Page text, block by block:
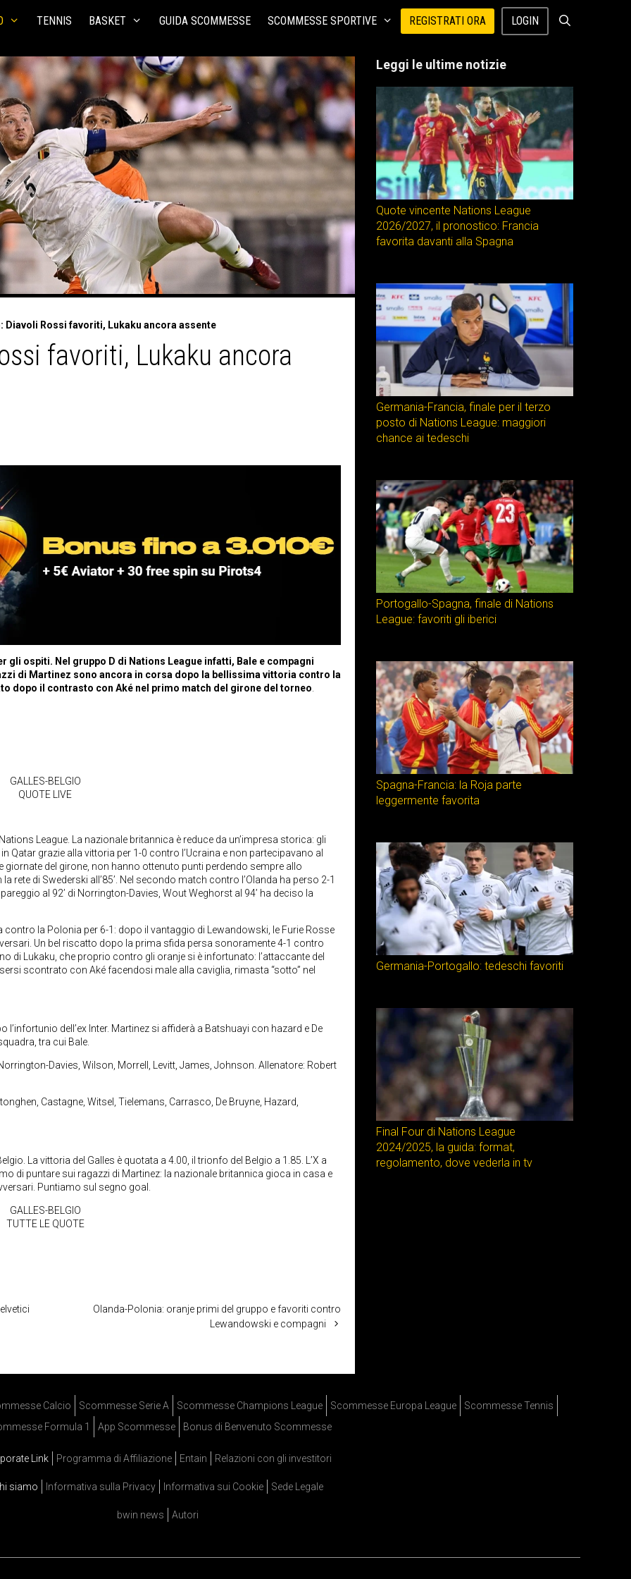
TENNIS BASKET GUIDA SCOMMESSE SCOMMESSE SPORTIVE REGISTRATI ORA LOGIN
Diavoli Rossi favoriti, Lukaku ancora assente
favoriti, Lukaku ancora
gli ospiti. Nel gruppo D di Nations League infatti, Bale e compagni
di Martinez sono ancora in corsa dopo la bellissima vittoria contro la
dopo il contrasto con Aké nel primo match del girone del torneo
GALLES-BELGIO
QUOTE LIVE
League. La nazionale britannica è reduce da un’impresa storica: gli
Qatar grazie alla vittoria per 1-0 contro l’Ucraina e non partecipavano al
del girone, non hanno ottenuto punti perdendo sempre allo
rete di Swederski all’85’. Nel secondo match contro l’Olanda ha perso 2-1
al 92’ di Norrington-Davies, Wout Weghorst al 94’ ha deciso la
la Polonia per 6-1: dopo il vantaggio di Lewandowski, le Furie Rosse
Un bel riscatto dopo la prima sfida persa sonoramente 4-1 contro
di Lukaku, che proprio contro gli oranje si è infortunato: l’attaccante del
scontrato con Aké facendosi male alla caviglia, rimasta “sotto” nel
dell’ex Inter. Martinez si affiderà a Batshuayi con hazard e De
tra cui Bale.
Davies, Wilson, Morrell, Levitt, James, Johnson. Allenatore: Robert
Castagne, Witsel, Tielemans, Carrasco, De Bruyne, Hazard,
La vittoria del Galles è quotata a 4.00, il trionfo del Belgio a 1.85. L’X a
di puntare sui ragazzi di Martinez: la nazionale britannica gioca in casa e
Puntiamo sul segno goal.
GALLES-BELGIO
TUTTE LE QUOTE
Olanda-Polonia: oranje primi del gruppo e favoriti contro
Lewandowski e compagni
Leggi le ultime notizie
Quote vincente Nations League
2026/2027, il pronostico: Francia
favorita davanti alla Spagna
Germania-Francia, finale per il terzo
posto di Nations League: maggiori
chance ai tedeschi
Portogallo-Spagna, finale di Nations
League: favoriti gli iberici
Spagna-Francia: la Roja parte
leggermente favorita
Germania-Portogallo: tedeschi favoriti
Final Four di Nations League
2024/2025, la guida: format,
regolamento, dove vederla in tv
Calcio Scommesse Serie A Scommesse Champions League Scommesse Europa League
Scommesse Tennis
Formula 1
App Scommesse Bonus di Benvenuto Scommesse
Link Programma di Affiliazione Entain Relazioni con gli investitori
siamo Informativa sulla Privacy Informativa sui Cookie Sede Legale
bwin news Autori